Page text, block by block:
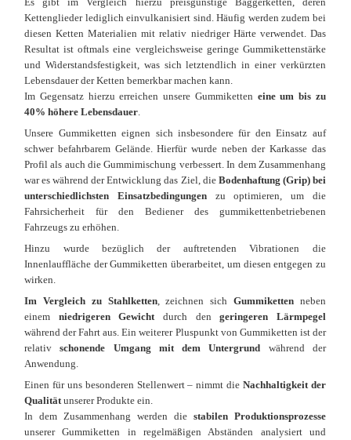
Kettenglieder lediglich einvulkanisiert sind. Häufig werden zudem bei
diesen Ketten Materialien mit relativ niedriger Härte verwendet. Das
Resultat ist oftmals eine vergleichsweise geringe Gummikettenstärke
und Widerstandsfestigkeit, was sich letztendlich in einer verkürzten
Lebensdauer der Ketten bemerkbar machen kann.
Im Gegensatz hierzu erreichen unsere Gummiketten eine um bis zu
40% höhere Lebensdauer.
Unsere Gummiketten eignen sich insbesondere für den Einsatz auf
schwer befahrbarem Gelände. Hierfür wurde neben der Karkasse das
Profil als auch die Gummimischung verbessert. In dem Zusammenhang
war es während der Entwicklung das Ziel, die Bodenhaftung (Grip) bei
unterschiedlichsten Einsatzbedingungenzu optimieren, um die
Fahrsicherheit für den Bediener des gummikettenbetriebenen
Fahrzeugs zu erhöhen.
Hinzu wurde bezüglich der auftretenden Vibrationen die
Innenlauffläche der Gummiketten überarbeitet, um diesen entgegen zu
wirken.
Im Vergleich zu Stahlketten, zeichnen sichGummiketten neben
einem niedrigeren Gewichtdurch dengeringeren Lärmpegel
während der Fahrt aus. Ein weiterer Pluspunkt von Gummiketten ist der
relativschonende Umgang mit dem Untergrund während der
Anwendung.
Einen für uns besonderen Stellenwert – nimmt die Nachhaltigkeit der
Qualitätunserer Produkte ein.
In dem Zusammenhang werden die stabilen Produktionsprozesse
unserer Gummiketten in regelmäßigen Abständen analysiert und